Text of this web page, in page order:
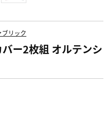
ァブリック
ー2枚組 オルテンシ